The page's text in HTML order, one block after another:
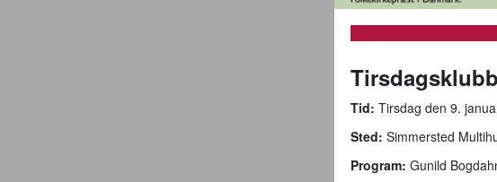
Tid: Tirsdag den 9.
Sted: Simmersted
Program: Gunild